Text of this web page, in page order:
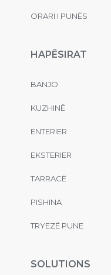
ORARI I PUNËS
HAPËSIRAT
BANJO
KUZHINË
ENTERIER
EKSTERIER
TARRACË
PISHINA
TRYEZË PUNE
SOLUTIONS